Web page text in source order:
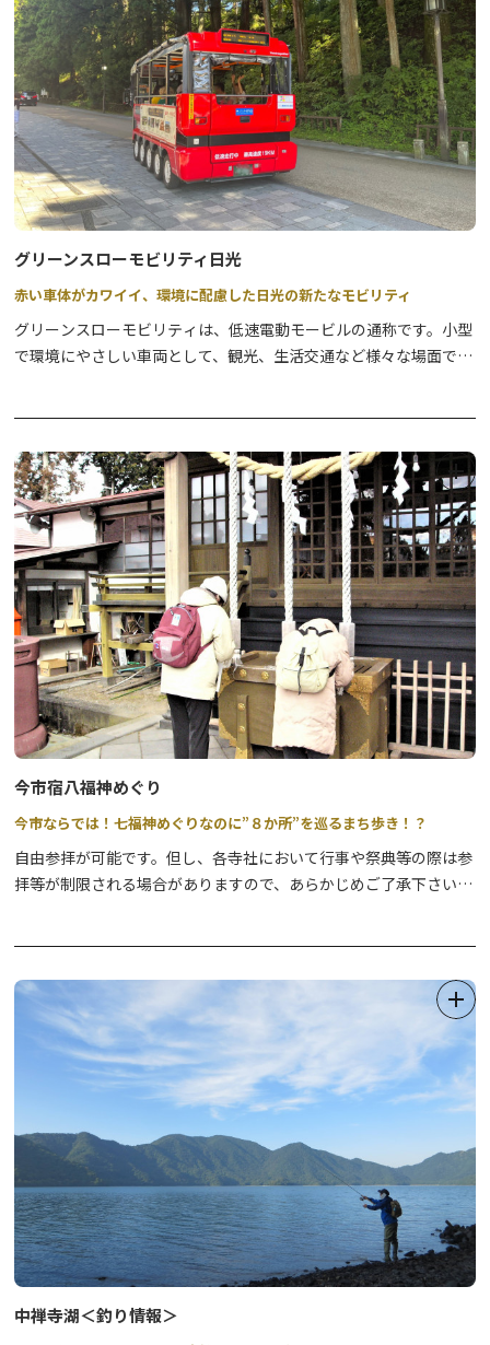
◆日光湯元 冬のおもてなし
奥日光湯元温泉旅館協同組合の主催で、湯ノ湖畔で花火を実施しま
す。また、アウトドアデイズ日光の開催に合わせて、湯ノ湖畔での
花火、湯元の良質な温泉を楽しめる入浴割引、ランチ特別営業など
を実施します。
約10分間、スターマイン2.5合玉～4合玉など数百発の見事な花火
が、冬の湯ノ湖畔の夜空を彩ります。
日程： 2026年2月7日（土）時間： 19：30～
【イベント参加特典 温泉入浴割引】
アウトドアデイズ in 日光のチケットを対象の施設でお見せいただ
くと、入浴料金が割引になります（大人200円割引！小人100円割
引！）。
※参加施設名は、下記「関連資料」をご確認ください。
日程： 2026年2月28日（土）・3月1日（日）
【特別出店/ランチ営業】
奥日光湯元温泉でランチはいかがですか？アウトドアデイズ in 日
光に合わせて特別にランチ営業するホテルもございます。
日程：2026年2月28日（土）・3月1日（日）
＜特別出店＞
・休暇村日光湯元 10：00～14：00（お弁当販売）
・Girouette（3/1のみ） 11：00～14：00（日光湯元ビジタ
ーセンター内／お弁当と温かい汁物）
＜ランチ営業＞
・東武ロッジ 10：00～15：00
・ＺＥＮの冬小屋 11：00～15：00
・お食事処ふく（紫雲荘） 12：00～14：00
グリーンスローモビリティ日光
赤い車体がカワイイ、環境に配慮した日光の新たなモビリティ
グリーンスローモビリティは、低速電動モービルの通称です。小型
で環境にやさしい車両として、観光、生活交通など様々な場面での
た。
詳しくは東武バス日光のホームページをご覧ください。
今市宿八福神めぐり
今市ならでは！七福神めぐりなのに”８か所”を巡るまち歩き！？
自由参拝が可能です。但し、各寺社において行事や祭典等の際は参
拝等が制限される場合がありますので、あらかじめご了承下さい。
①道の駅日光 日光街道ニコニコ本陣 観光情報館（日光市観光協
・販売時間 9：00～17：00 （年中無休）
●色紙 1枚 800円
スタンプを全て集めたら、神棚や玄関などぜひ飾ってください。
●スタンプ帳 1冊 1,500円（特製オリジナル巾着付 ♪ ）
八福神めぐり専用スタンプ帳として新たに制作した、カワイイ和柄
のスタンプ帳となっています。冊子留めの帯色は
2色（ベージュ・
ブラウン）からお好きな色をお選びいただけます。
②金輪山 明静寺（みょうじょうじ）日光市瀬尾791
・販売物 色紙 1枚 800円
※販売時間や詳細については、まずは日光市観光協会まで。TEL：
0288-22-1525
中禅寺湖＜釣り情報＞